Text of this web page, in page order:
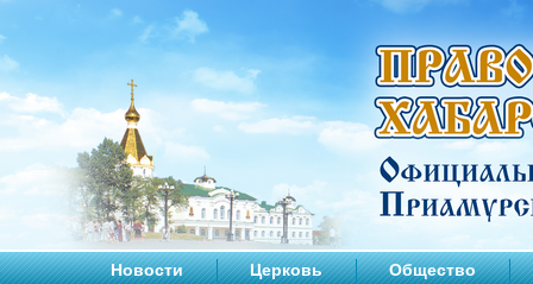
Новости Церковь Общество